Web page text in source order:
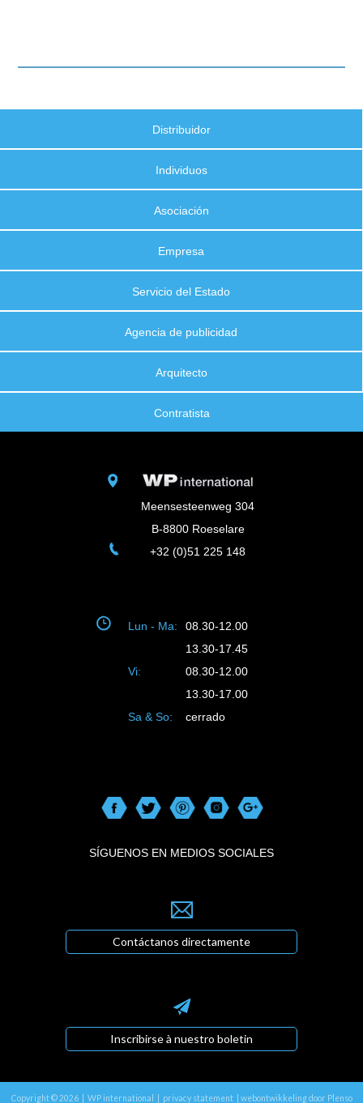
Distribuidor
Individuos
Asociación
Empresa
Servicio del Estado
Agencia de publicidad
Arquitecto
Contratista
Meensesteenweg 304
B-8800 Roeselare
+32 (0)51 225 148
Lun - Ma:
08.30-12.00
13.30-17.45
Vi:
08.30-12.00
13.30-17.00
Sa & So:
cerrado
SÍGUENOS EN MEDIOS SOCIALES
Contáctanos directamente
Inscribirse à nuestro boletin
Copyright © 2026 | WP international | privacy statement| webontwikkeling door Plenso